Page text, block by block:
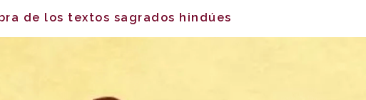
de los textos sagrados hindúes